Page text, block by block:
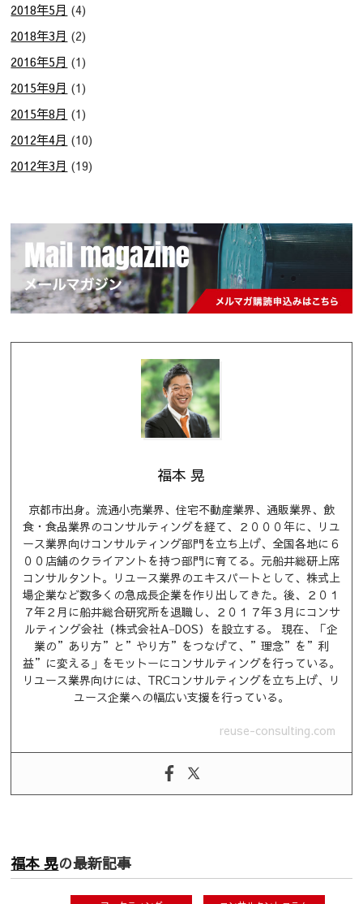
2018年5月 (4)
2018年3月 (2)
2016年5月 (1)
2015年9月 (1)
2015年8月 (1)
2012年4月 (10)
2012年3月 (19)
福本 晃
京都市出身。流通小売業界、住宅不動産業界、通販業界、飲
食・食品業界のコンサルティングを経て、２０００年に、リユ
ース業界向けコンサルティング部門を立ち上げ、全国各地に６
００店舗のクライアントを持つ部門に育てる。元船井総研上席
コンサルタント。リユース業界のエキスパートとして、株式上
場企業など数多くの急成長企業を作り出してきた。後、２０１
７年２月に船井総合研究所を退職し、２０１７年３月にコンサ
ルティング会社（株式会社A−DOS）を設立する。 現在、「企
業の”あり方”と”やり方”をつなげて、”理念”を”利
益”に変える」をモットーにコンサルティングを行っている。
リユース業界向けには、TRCコンサルティングを立ち上げ、リ
ユース企業への幅広い支援を行っている。
reuse-consulting.com
福本 晃の最新記事